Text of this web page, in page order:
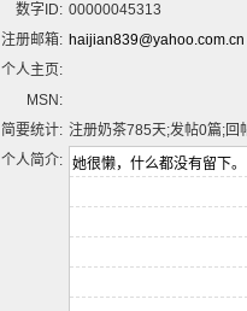
数字ID: 00000045313
注册邮箱: haijian839@yahoo.com.cn
个人主页:
MSN:
简要统计: 注册奶茶785天;发帖0篇;回
个人简介: